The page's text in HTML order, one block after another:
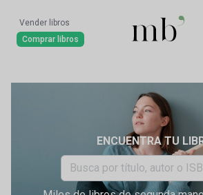
Vender libros
Comprar libros
ENCUENTRA TU